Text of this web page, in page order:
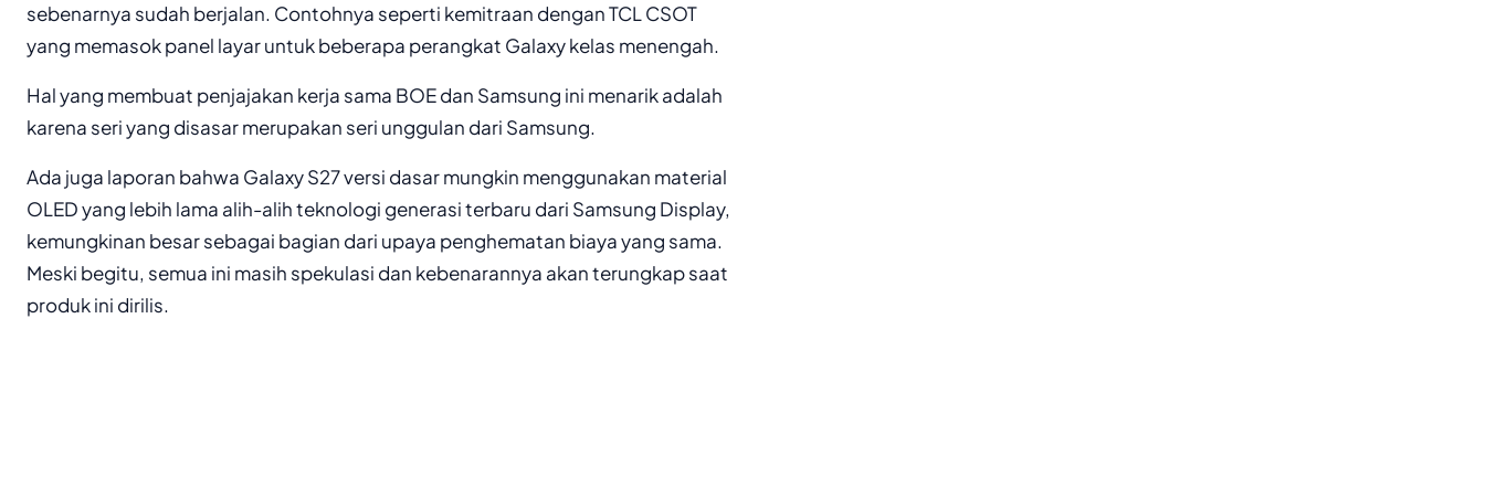
sebenarnya sudah berjalan. Contohnya seperti kemitraan dengan TCL CSOT
yang memasok panel layar untuk beberapa perangkat Galaxy kelas menengah.
Hal yang membuat penjajakan kerja sama BOE dan Samsung ini menarik adalah
karena seri yang disasar merupakan seri unggulan dari Samsung.
Ada juga laporan bahwa Galaxy S27 versi dasar mungkin menggunakan material
OLED yang lebih lama alih-alih teknologi generasi terbaru dari Samsung Display,
kemungkinan besar sebagai bagian dari upaya penghematan biaya yang sama.
Meski begitu, semua ini masih spekulasi dan kebenarannya akan terungkap saat
produk ini dirilis.